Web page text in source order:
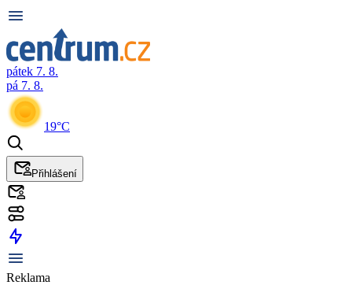
pátek 7. 8.
pá 7. 8.
19°C
Přihlášení
Reklama